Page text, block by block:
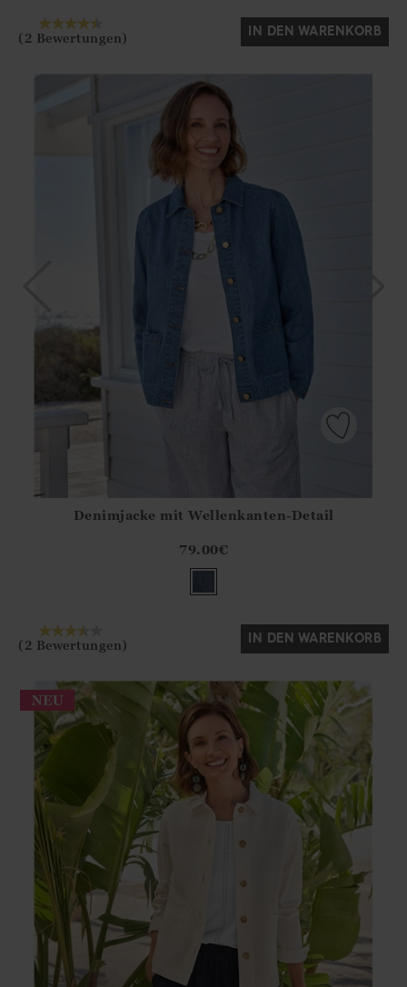
(2 Bewertungen) IN DEN WARENKORB
?? ""
Nein
Denimjacke mit Wellenkanten-Detail
79.00€
(2 Bewertungen) IN DEN WARENKORB